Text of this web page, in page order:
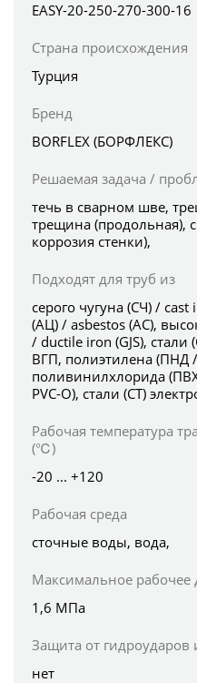
EASY-20-250-270-300-16
Страна происхождения
Турция
Бренд
BORFLEX (БОРФЛЕКС)
Решаемая задача /
течь в сварном шве,
трещина (продольная),
коррозия стенки),
Подходят для труб из
серого чугуна (СЧ) / cast
(АЦ) / asbestos (AC),
/ ductile iron (GJS),
ВГП, полиэтилена (ПНД
поливинилхлорида
PVC-O), стали (СТ)
Рабочая температура
(℃)
-20 ... +120
Рабочая среда
сточные воды, вода,
Максимальное
1,6 МПа
Защита от гидроударов
нет